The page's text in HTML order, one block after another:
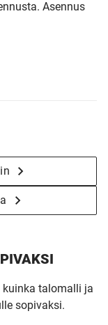
Asennus
talomalli ja
sopivaksi.